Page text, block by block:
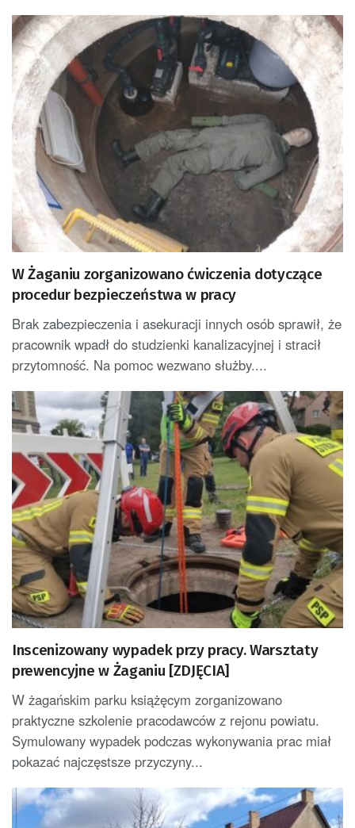
W Żaganiu zorganizowano ćwiczenia dotyczące
procedur bezpieczeństwa w pracy
Brak zabezpieczenia i asekuracji innych osób sprawił, że
pracownik wpadł do studzienki kanalizacyjnej i stracił
przytomność. Na pomoc wezwano służby....
Inscenizowany wypadek przy pracy. Warsztaty
prewencyjne w Żaganiu [ZDJĘCIA]
W żagańskim parku książęcym zorganizowano
praktyczne szkolenie pracodawców z rejonu powiatu.
Symulowany wypadek podczas wykonywania prac miał
pokazać najczęstsze przyczyny...